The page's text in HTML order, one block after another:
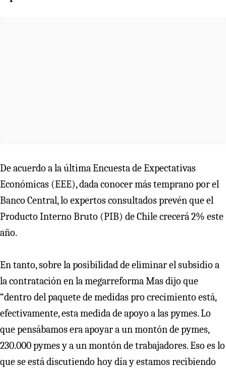
De acuerdo a la última Encuesta de Expectativas
Económicas (EEE), dada conocer más temprano por el
Banco Central, lo expertos consultados prevén que el
Producto Interno Bruto (PIB) de Chile crecerá 2% este
año.
En tanto, sobre la posibilidad de eliminar el subsidio a
la contratación en la megarreforma Mas dijo que
“dentro del paquete de medidas pro crecimiento está,
efectivamente, esta medida de apoyo a las pymes. Lo
que pensábamos era apoyar a un montón de pymes,
230.000 pymes y a un montón de trabajadores. Eso es lo
que se está discutiendo hoy día y estamos recibiendo